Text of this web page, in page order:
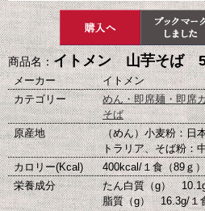
商品名：イトメン 山芋そば
メーカー
イトメン
カテゴリー
めん・即席麺・即席
そば
原産地
（めん）小麦粉：日
トラリア、そば粉：
カロリー(Kcal)
400kcal/１食（89ｇ
栄養成分
たん白質（g）
脂質（g） 16.3g/１